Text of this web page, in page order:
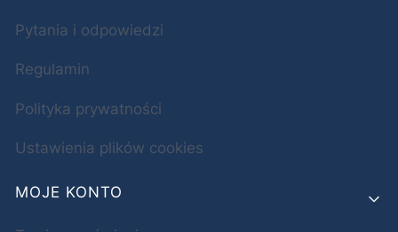
Pytania i odpowiedzi
Regulamin
Polityka prywatności
Ustawienia plików cookies
MOJE KONTO